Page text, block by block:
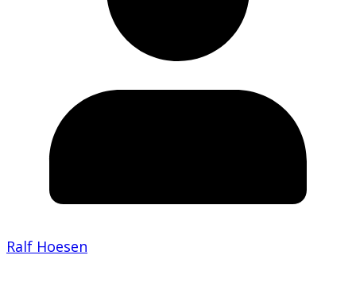
Ralf Hoesen